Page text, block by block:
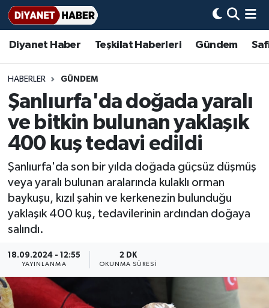
Diyanet Haber Teşkilat Haberleri Gündem
HABERLER GÜNDEM
Şanlıurfa'da doğada yaralı
ve bitkin bulunan yaklaşık
400 kuş tedavi edildi
Şanlıurfa'da son bir yılda doğada güçsüz düşmüş
veya yaralı bulunan aralarında kulaklı orman
baykuşu, kızıl şahin ve kerkenezin bulunduğu
yaklaşık 400 kuş, tedavilerinin ardından doğaya
salındı.
18.09.2024 - 12:55
YAYINLANMA
2 DK
OKUNMA SÜRESI
Diyanet Haber
Teşkilat Haberleri
Adana Müftülüğü
Adıyaman Müftülüğü
Afyonkarahisar Müftülüğü
Ağrı Müftülüğü
Aksaray Müftülüğü
Amasya Müftülüğü
Ankara Müftülüğü
Antalya Müftülüğü
Ardahan Müftülüğü
Gündem
#Keşfet
Bir Ayet
Bir Hikaye
Biyografiler
Dini kavramlar
Diyanet Bilgi
Diyanet Takvimi
Dualar
Hadislerle İslam
Kudüs
Basında Bugün
DİYANET eKİTAP
Diyanet Dergi
Aile Dergisi
Aylık Dergi
TDV
Hutbeler
İmam Hatip Okulları
Başmakale
Hadis-i Şerifler
Hayat Okumaları
Nöbetçi Eczaneler
Hava Durumu
Ankara Namaz Vakitleri
Trafik Durumu
Süper Lig Puan Durumu ve Fikstür
Tüm Manşetler
Son Dakika Haberleri
Haber Arşivi